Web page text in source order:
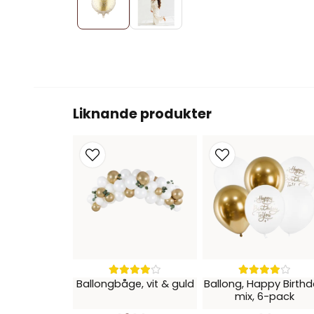
Liknande produkter
Ballongbåge, vit & guld
Ballong, Happy
mix, 6-pack